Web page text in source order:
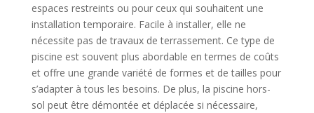
espaces restreints ou pour ceux qui souhaitent une
installation temporaire. Facile à installer, elle ne
nécessite pas de travaux de terrassement. Ce type de
piscine est souvent plus abordable en termes de coûts
et offre une grande variété de formes et de tailles pour
s’adapter à tous les besoins. De plus, la piscine hors-
sol peut être démontée et déplacée si nécessaire,